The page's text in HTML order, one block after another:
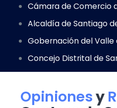
Cámara de Comercio
Alcaldía de Santiago
Gobernación del Valle
Concejo Distrital de
Opinionesy